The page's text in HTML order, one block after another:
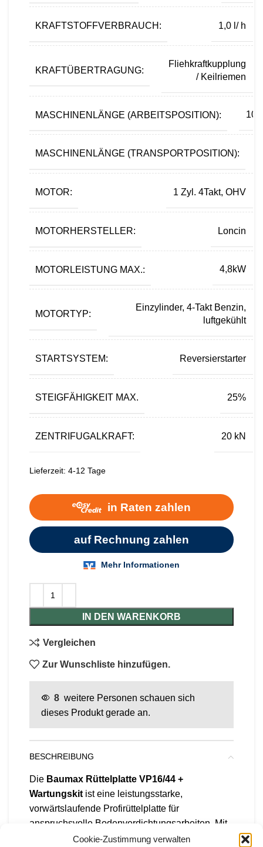
Cookie-Zustimmung verwalten
KRAFTSTOFFVERBRAUCH: 1,0 l/ h
KRAFTÜBERTRAGUNG:
Fliehkraftkupplung
/ Keilriemen
MASCHINENLÄNGE (ARBEITSPOSITION):
MASCHINENLÄNGE (TRANSPORTPOSITION):
MOTOR: 1 Zyl. 4Takt, OHV
MOTORHERSTELLER: Loncin
MOTORLEISTUNG MAX.: 4,8kW
MOTORTYP:
Einzylinder, 4-Takt Benzin,
luftgekühlt
STARTSYSTEM: Reversierstarter
STEIGFÄHIGKEIT MAX. 25%
ZENTRIFUGALKRAFT: 20 kN
Lieferzeit: 4-12 Tage
IN DEN WARENKORB
Vergleichen
Zur Wunschliste hinzufügen.
8 weitere Personen schauen sich
dieses Produkt gerade an.
BESCHREIBUNG
Die Baumax Rüttelplatte VP16/44 +
Wartungskit ist eine leistungsstarke,
vorwärtslaufende Profirüttelplatte für
anspruchsvolle Bodenverdichtungsarbeiten. Mit
einem Betriebsgewicht von104 kg, einer